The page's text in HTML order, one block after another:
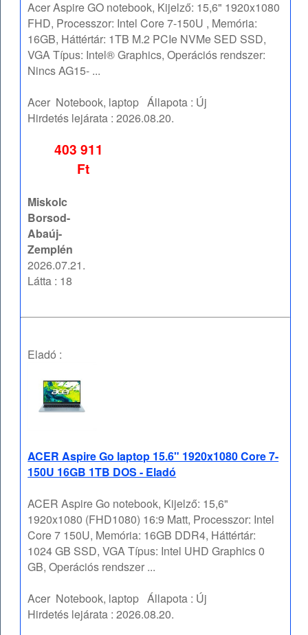
Acer Aspire GO notebook, Kijelző: 15,6" 1920x1080
FHD, Processzor: Intel Core 7-150U , Memória:
16GB, Háttértár: 1TB M.2 PCIe NVMe SED SSD,
VGA Típus: Intel® Graphics, Operációs rendszer:
Nincs AG15- ...
Acer Notebook, laptop Állapota : Új
Hirdetés lejárata :2026.08.20.
403 911
Ft
Miskolc
Borsod-
Abaúj-
Zemplén
2026.07.21.
Látta : 18
Eladó :
ACER Aspire Go laptop 15.6" 1920x1080 Core 7-
150U 16GB 1TB DOS - Eladó
ACER Aspire Go notebook, Kijelző: 15,6"
1920x1080 (FHD1080) 16:9 Matt, Processzor: Intel
Core 7 150U, Memória: 16GB DDR4, Háttértár:
1024 GB SSD, VGA Típus: Intel UHD Graphics 0
GB, Operációs rendszer ...
Acer Notebook, laptop Állapota : Új
Hirdetés lejárata :2026.08.20.